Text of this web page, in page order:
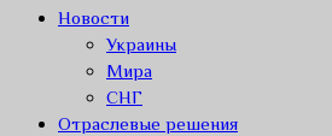
Новости
Украины
Мира
СНГ
Отраслевые решения